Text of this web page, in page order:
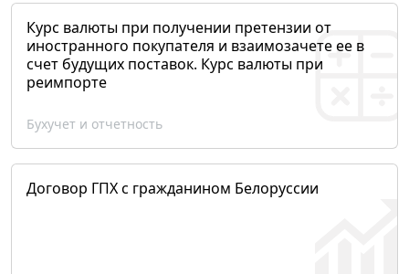
Курс валюты при получении претензии от
иностранного покупателя и взаимозачете ее в
счет будущих поставок. Курс валюты при
реимпорте
Бухучет и отчетность
Договор ГПХ с гражданином Белоруссии